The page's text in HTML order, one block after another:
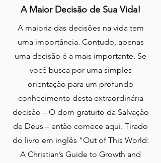
A Maior Decisão de Sua Vida!
A maioria das decisões na vida tem
uma importância. Contudo, apenas
uma decisão é a mais importante. Se
você busca por uma simples
orientação para um profundo
conhecimento desta extraordinária
decisão – O dom gratuito da Salvação
de Deus – então comece aqui. Tirado
do livro em inglês "Out of This World:
A Christian’s Guide to Growth and